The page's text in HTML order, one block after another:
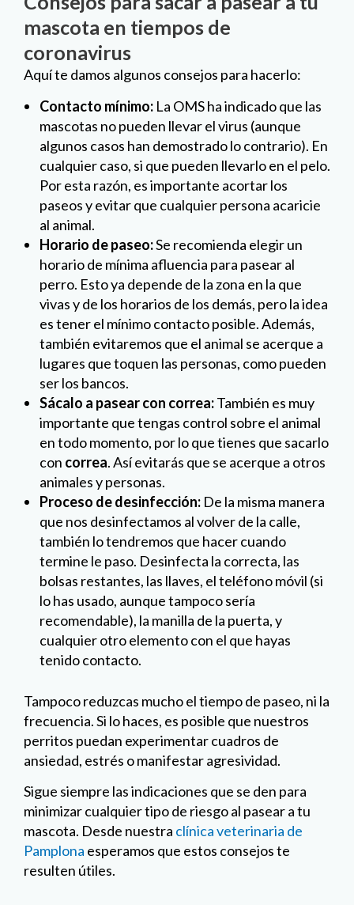
mascota en tiempos de
coronavirus
Aquí te damos algunos consejos para hacerlo:
Contacto mínimo: La OMS ha indicado que las
mascotas no pueden llevar el virus (aunque
algunos casos han demostrado lo contrario). En
cualquier caso, si que pueden llevarlo en el pelo.
Por esta razón, es importante acortar los
paseos y evitar que cualquier persona acaricie
al animal.
Horario de paseo:Se recomienda elegir un
horario de mínima afluencia para pasear al
perro. Esto ya depende de la zona en la que
vivas y de los horarios de los demás, pero la idea
es tener el mínimo contacto posible. Además,
también evitaremos que el animal se acerque a
lugares que toquen las personas, como pueden
ser los bancos.
Sácalo a pasear con correa:También es muy
importante que tengas control sobre el animal
en todo momento, por lo que tienes que sacarlo
con correa. Así evitarás que se acerque a otros
animales y personas.
Proceso de desinfección: De la misma manera
que nos desinfectamos al volver de la calle,
también lo tendremos que hacer cuando
termine le paso. Desinfecta la correcta, las
bolsas restantes, las llaves, el teléfono móvil (si
lo has usado, aunque tampoco sería
recomendable), la manilla de la puerta, y
cualquier otro elemento con el que hayas
tenido contacto.
Tampoco reduzcas mucho el tiempo de paseo, ni la
frecuencia. Si lo haces, es posible que nuestros
perritos puedan experimentar cuadros de
ansiedad, estrés o manifestar agresividad.
Sigue siempre las indicaciones que se den para
minimizar cualquier tipo de riesgo al pasear a tu
mascota. Desde nuestra clínica veterinaria de
Pamplona esperamos que estos consejos te
resulten útiles.